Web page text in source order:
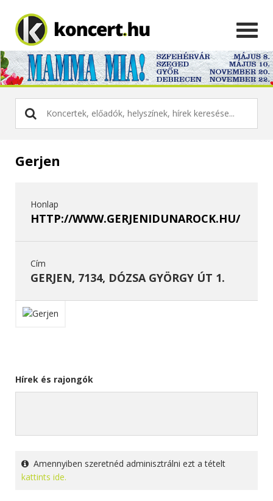
Gerjen
Honlap
HTTP://WWW.GERJENIDUNAROCK.HU/
Cím
GERJEN, 7134, DÓZSA GYÖRGY ÚT 1.
Hírek és rajongók
Amennyiben szeretnéd adminisztrálni ezt a tételt
kattints ide.